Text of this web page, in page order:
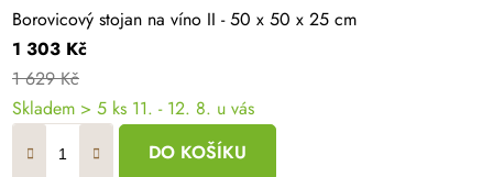
Borovicový stojan na víno II - 50 x 50 x 25 cm
1 303 Kč
1 629 Kč
Skladem > 5 ks 11. - 12. 8. u vás
DO KOŠÍKU